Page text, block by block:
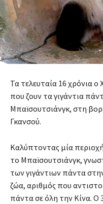
Τα τελευταία 16 χρόνια ο
που ζουν τα γιγάντια
Μπαϊσουτσιάνγκ, στη
Γκανσού.
Καλύπτοντας μία
το Μπαϊσουτσιάνγκ,
των γιγάντιων πάντα
ζώα, αριθμός που
πάντα σε όλη την Κίνα. Ο